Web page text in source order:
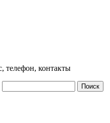
телефон, контакты